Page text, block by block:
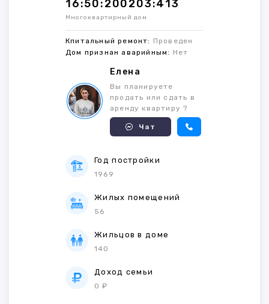
16:50:200203:413
Многоквартирный дом
Кпитальный ремонт: Проведен
Дом признан аварийным: Нет
Елена
Вы планируете
продать или сдать в
аренду квартиру ?
Чат
Год постройки
1969
Жилых помещений
56
Жильцов в доме
140
Доход семьи
0 ₽